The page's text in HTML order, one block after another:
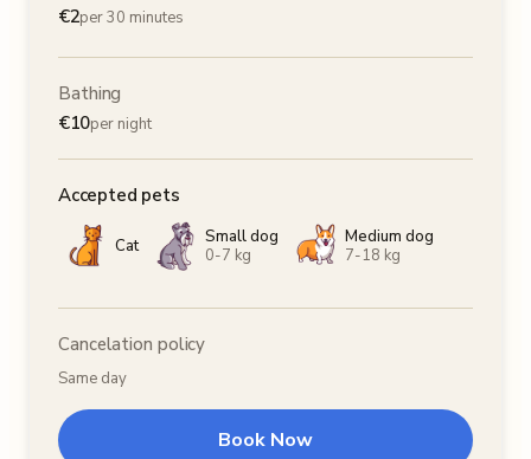
€2per 30 minutes
Bathing
€10per night
Accepted pets
Cat
Small dog
0-7 kg
Medium dog
7-18 kg
Cancelation policy
Same day
Book Now